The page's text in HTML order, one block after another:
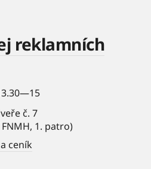
reklamních
č. 7
1. patro)
ceník